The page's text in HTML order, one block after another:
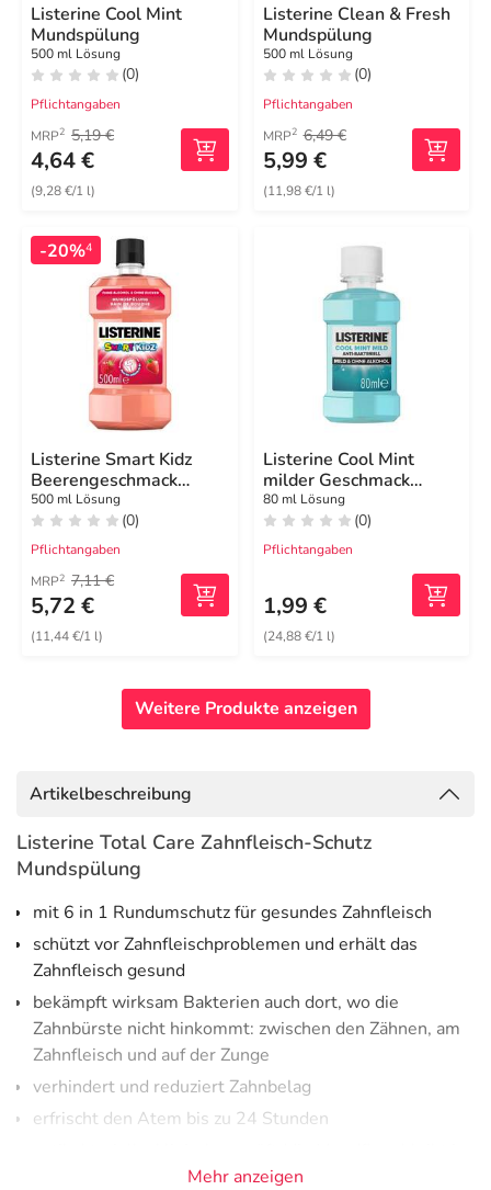
Listerine Cool Mint
Mundspülung
500 ml Lösung
(0)
Pflichtangaben
MRP2 5,19 €
4,64 €
(9,28 €/1 l)
Listerine Clean & Fresh
Mundspülung
500 ml Lösung
(0)
Pflichtangaben
MRP2 6,49 €
5,99 €
(11,98 €/1 l)
-20%4
Listerine Smart Kidz
Beerengeschmack
Lösung
500 ml Lösung
(0)
Pflichtangaben
MRP2 7,11 €
5,72 €
(11,44 €/1 l)
Listerine Cool Mint
milder Geschmack
Mundspülung
80 ml Lösung
(0)
Pflichtangaben
1,99 €
(24,88 €/1 l)
Weitere Produkte anzeigen
Artikelbeschreibung
Listerine Total Care Zahnfleisch-Schutz
Mundspülung
mit 6 in 1 Rundumschutz für gesundes Zahnfleisch
schützt vor Zahnfleischproblemen und erhält das
Zahnfleisch gesund
bekämpft wirksam Bakterien auch dort, wo die
Zahnbürste nicht hinkommt: zwischen den Zähnen, am
Zahnfleisch und auf der Zunge
verhindert und reduziert Zahnbelag
erfrischt den Atem bis zu 24 Stunden
Mehr anzeigen